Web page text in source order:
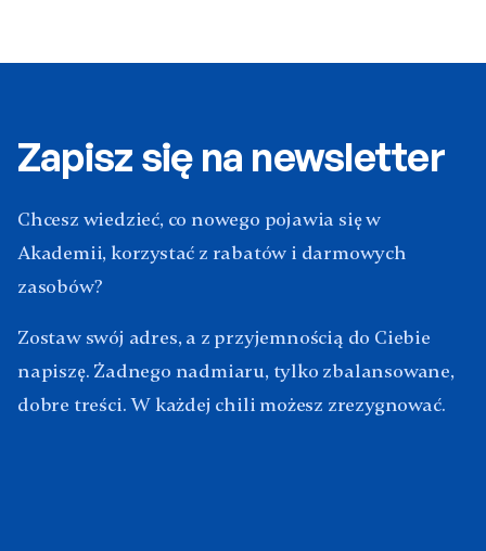
Zapisz się na newsletter
Chcesz wiedzieć, co nowego pojawia się w
Akademii, korzystać z rabatów i darmowych
zasobów?
Zostaw swój adres, a z przyjemnością do Ciebie
napiszę. Żadnego nadmiaru, tylko zbalansowane,
dobre treści. W każdej chili możesz zrezygnować.